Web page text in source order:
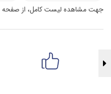
جهت مشاهده لیست کامل، از صفحه